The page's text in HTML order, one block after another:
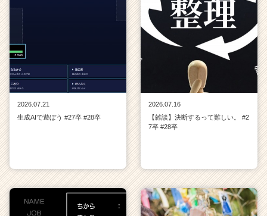
2026.07.21
生成AIで遊ぼう #27卒 #28卒
2026.07.16
【雑談】決断するって難しい。 #2
7卒 #28卒